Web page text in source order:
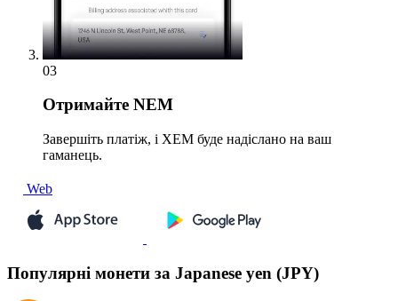
03
Отримайте NEM
Завершіть платіж, і XEM буде надіслано на ваш
гаманець.
Web
Популярні монети за Japanese yen (JPY)